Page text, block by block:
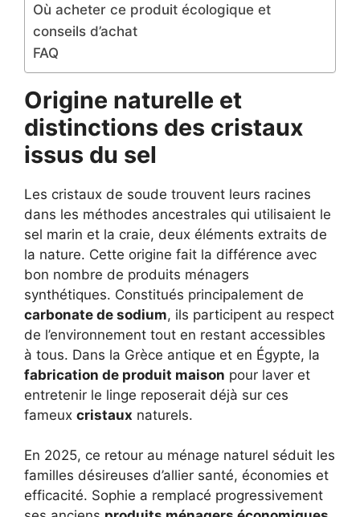
Où acheter ce produit écologique et
conseils d’achat
FAQ
Origine naturelle et
distinctions des cristaux
issus du sel
Les cristaux de soude trouvent leurs racines
dans les méthodes ancestrales qui utilisaient le
sel marin et la craie, deux éléments extraits de
la nature. Cette origine fait la différence avec
bon nombre de produits ménagers
synthétiques. Constitués principalement de
carbonate de sodium, ils participent au respect
de l’environnement tout en restant accessibles
à tous. Dans la Grèce antique et en Égypte, la
fabrication de produit maison pour laver et
entretenir le linge reposerait déjà sur ces
fameux cristaux naturels.
En 2025, ce retour au ménage naturel séduit les
familles désireuses d’allier santé, économies et
efficacité. Sophie a remplacé progressivement